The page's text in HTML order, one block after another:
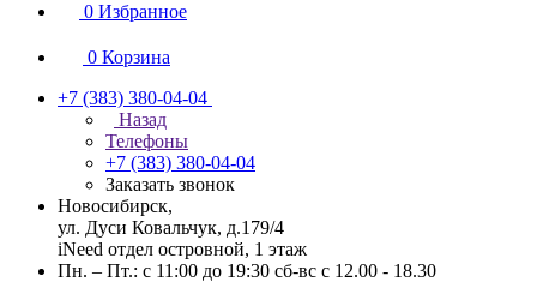
0 Избранное
0 Корзина
+7 (383) 380-04-04
Назад
Телефоны
+7 (383) 380-04-04
Заказать звонок
Новосибирск,
ул. Дуси Ковальчук, д.179/4
iNeed отдел островной, 1 этаж
Пн. – Пт.: с 11:00 до 19:30 сб-вс с 12.00 - 18.30